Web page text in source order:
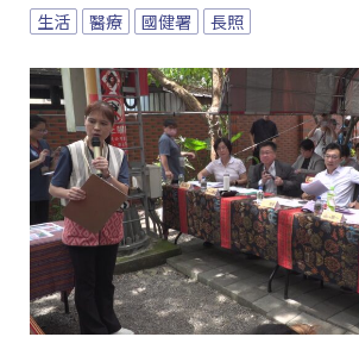
生活 醫療 國健署 長照